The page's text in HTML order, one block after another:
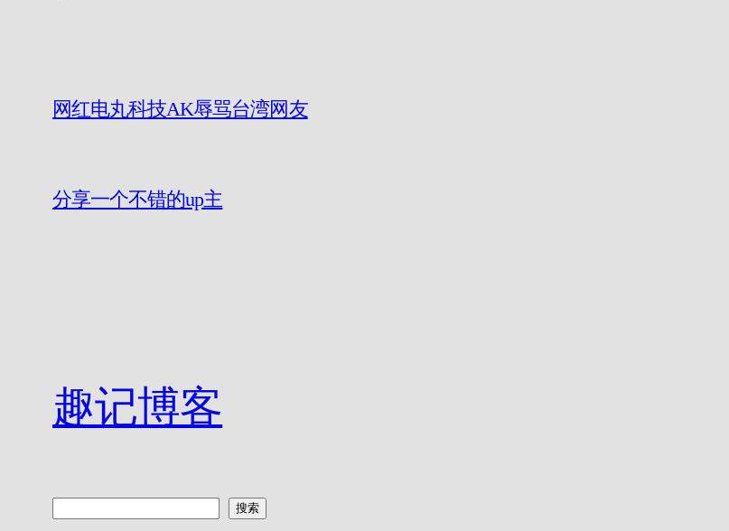
网红电丸科技AK辱骂台湾网友
分享一个不错的up主
趣记博客
搜索